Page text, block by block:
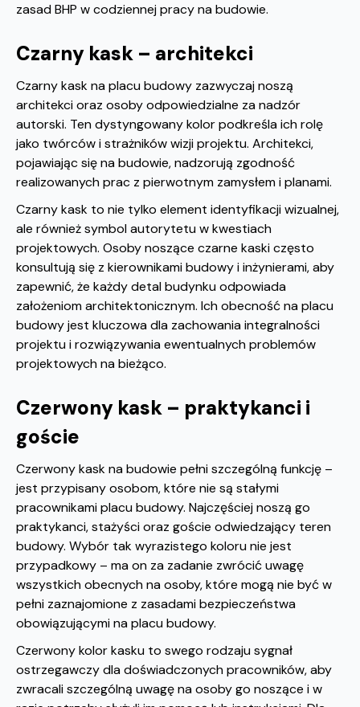
zasad BHP w codziennej pracy na budowie.
Czarny kask – architekci
Czarny kask na placu budowy zazwyczaj noszą
architekci oraz osoby odpowiedzialne za nadzór
autorski. Ten dystyngowany kolor podkreśla ich rolę
jako twórców i strażników wizji projektu. Architekci,
pojawiając się na budowie, nadzorują zgodność
realizowanych prac z pierwotnym zamysłem i planami.
Czarny kask to nie tylko element identyfikacji wizualnej,
ale również symbol autorytetu w kwestiach
projektowych. Osoby noszące czarne kaski często
konsultują się z kierownikami budowy i inżynierami, aby
zapewnić, że każdy detal budynku odpowiada
założeniom architektonicznym. Ich obecność na placu
budowy jest kluczowa dla zachowania integralności
projektu i rozwiązywania ewentualnych problemów
projektowych na bieżąco.
Czerwony kask – praktykanci i
goście
Czerwony kask na budowie pełni szczególną funkcję –
jest przypisany osobom, które nie są stałymi
pracownikami placu budowy. Najczęściej noszą go
praktykanci, stażyści oraz goście odwiedzający teren
budowy. Wybór tak wyrazistego koloru nie jest
przypadkowy – ma on za zadanie zwrócić uwagę
wszystkich obecnych na osoby, które mogą nie być w
pełni zaznajomione z zasadami bezpieczeństwa
obowiązującymi na placu budowy.
Czerwony kolor kasku to swego rodzaju sygnał
ostrzegawczy dla doświadczonych pracowników, aby
zwracali szczególną uwagę na osoby go noszące i w